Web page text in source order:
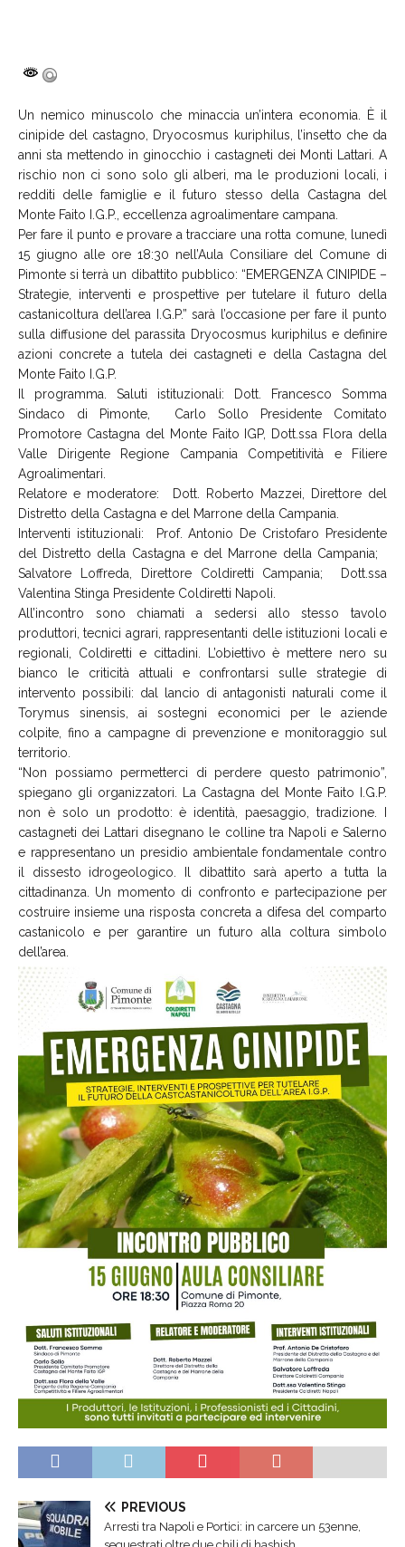
Un nemico minuscolo che minaccia un’intera economia. È il
cinipide del castagno, Dryocosmus kuriphilus, l’insetto che da
anni sta mettendo in ginocchio i castagneti dei Monti Lattari. A
rischio non ci sono solo gli alberi, ma le produzioni locali, i
redditi delle famiglie e il futuro stesso della Castagna del
Monte Faito I.G.P., eccellenza agroalimentare campana.
Per fare il punto e provare a tracciare una rotta comune, lunedì
15 giugno alle ore 18:30 nell’Aula Consiliare del Comune di
Pimonte si terrà un dibattito pubblico: “EMERGENZA CINIPIDE –
Strategie, interventi e prospettive per tutelare il futuro della
castanicoltura dell’area I.G.P.” sarà l’occasione per fare il punto
sulla diffusione del parassita Dryocosmus kuriphilus e definire
azioni concrete a tutela dei castagneti e della Castagna del
Monte Faito I.G.P.
Il programma. Saluti istituzionali: Dott. Francesco Somma
Sindaco di Pimonte, Carlo Sollo Presidente Comitato
Promotore Castagna del Monte Faito IGP, Dott.ssa Flora della
Valle Dirigente Regione Campania Competitività e Filiere
Agroalimentari.
Relatore e moderatore: Dott. Roberto Mazzei, Direttore del
Distretto della Castagna e del Marrone della Campania.
Interventi istituzionali: Prof. Antonio De Cristofaro Presidente
del Distretto della Castagna e del Marrone della Campania;
Salvatore Loffreda, Direttore Coldiretti Campania; Dott.ssa
Valentina Stinga Presidente Coldiretti Napoli.
All’incontro sono chiamati a sedersi allo stesso tavolo
produttori, tecnici agrari, rappresentanti delle istituzioni locali e
regionali, Coldiretti e cittadini. L’obiettivo è mettere nero su
bianco le criticità attuali e confrontarsi sulle strategie di
intervento possibili: dal lancio di antagonisti naturali come il
Torymus sinensis, ai sostegni economici per le aziende
colpite, fino a campagne di prevenzione e monitoraggio sul
territorio.
“Non possiamo permetterci di perdere questo patrimonio”,
spiegano gli organizzatori. La Castagna del Monte Faito I.G.P.
non è solo un prodotto: è identità, paesaggio, tradizione. I
castagneti dei Lattari disegnano le colline tra Napoli e Salerno
e rappresentano un presidio ambientale fondamentale contro
il dissesto idrogeologico. Il dibattito sarà aperto a tutta la
cittadinanza. Un momento di confronto e partecipazione per
costruire insieme una risposta concreta a difesa del comparto
castanicolo e per garantire un futuro alla coltura simbolo
dell’area.
PREVIOUS
Arresti tra Napoli e Portici: in carcere un 53enne,